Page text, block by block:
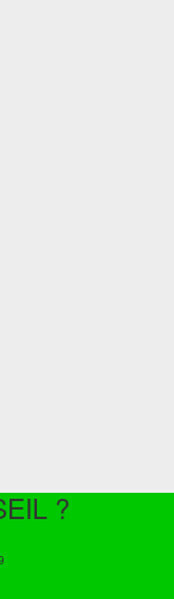
?